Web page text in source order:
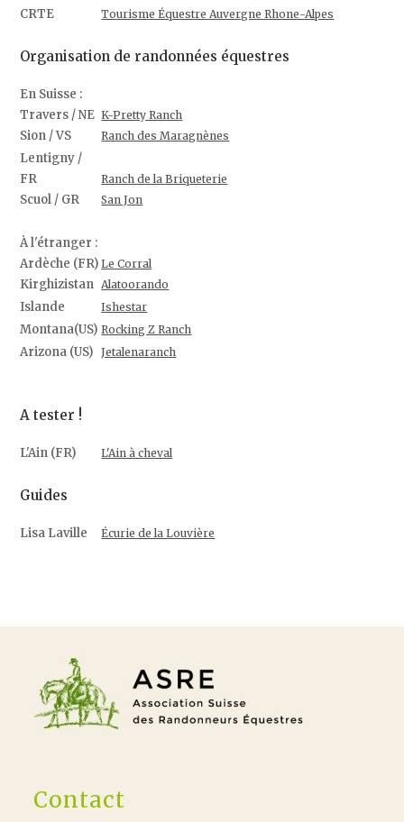
CRTE Tourisme Équestre Auvergne Rhone-Alpes
Organisation de randonnées équestres
En Suisse :
Travers / NE K-Pretty Ranch
Sion / VS Ranch des Maragnènes
Lentigny /
FR
Ranch de la Briqueterie
Scuol / GR San Jon
À l'étranger :
Ardèche (FR) Le Corral
Kirghizistan Alatoorando
Islande Ishestar
Montana(US) Rocking Z Ranch
Arizona (US) Jetalenaranch
A tester !
L'Ain (FR) L'Ain à cheval
Guides
Lisa Laville Écurie de la Louvière
Contact